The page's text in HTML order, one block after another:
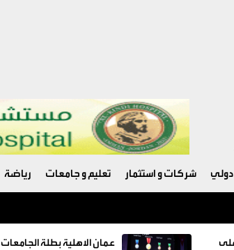
شركات و استثمار تعليم و جامعات رياضة
عمان الاهلية بطلة الجامعات